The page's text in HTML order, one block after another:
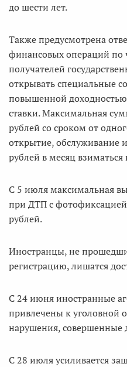
до шести лет.
Также предусмотрена
финансовых операций
получателей
открывать специальные
повышенной
ставки. Максимальная
рублей со сроком от
открытие, обслуживание
рублей в месяц взиматься
С 5 июля максимальная
при ДТП с фотофиксацией
рублей.
Иностранцы, не
регистрацию, лишатся
С 24 июня иностранные
привлечены к уголовной
нарушения, совершенные
С 28 июля усиливается